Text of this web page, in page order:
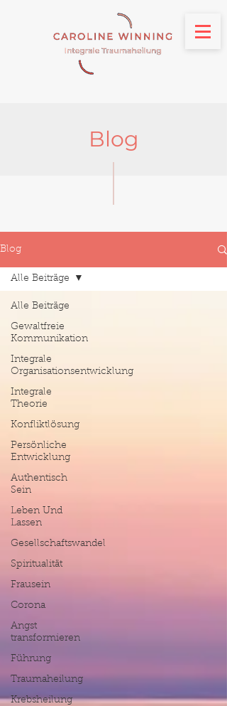
Blog
Blog
Alle Beiträge
Gewaltfreie
Kommunikation
Integrale
Organisationsentwicklung
Integrale
Theorie
Konfliktlösung
Persönliche
Entwicklung
Authentisch
Sein
Leben Und
Lassen
Gesellschaftswandel
Spiritualität
Frausein
Corona
Angst
transformieren
Führung
Traumaheilung
Krebsheilung
Alle Beiträge